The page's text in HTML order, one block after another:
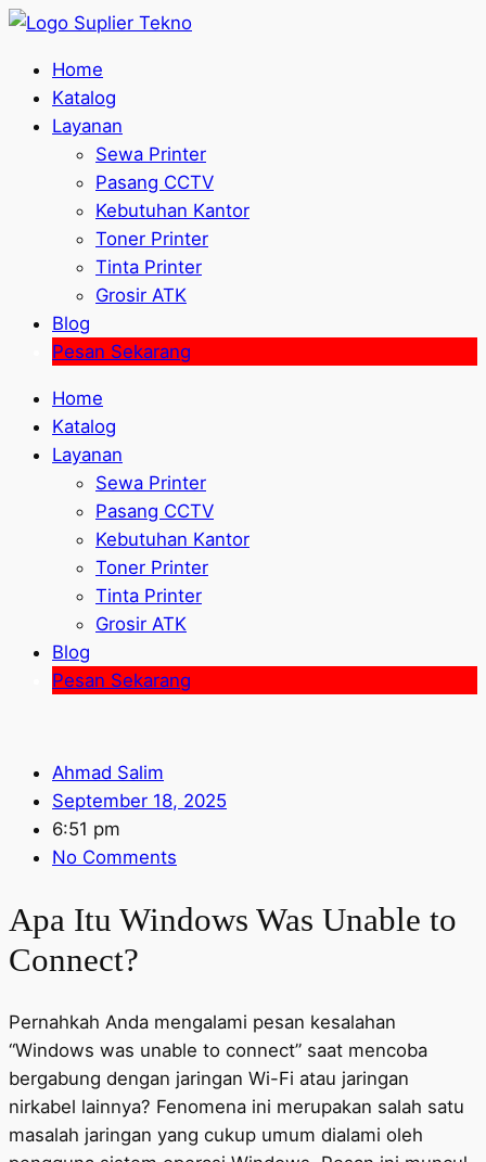
Home
Katalog
Layanan
Sewa Printer
Pasang CCTV
Kebutuhan Kantor
Toner Printer
Tinta Printer
Grosir ATK
Blog
Pesan Sekarang
Home
Katalog
Layanan
Sewa Printer
Pasang CCTV
Kebutuhan Kantor
Toner Printer
Tinta Printer
Grosir ATK
Blog
Pesan Sekarang
Ahmad Salim
September 18, 2025
6:51 pm
No Comments
Apa Itu Windows Was Unable to
Connect?
Pernahkah Anda mengalami pesan kesalahan
“Windows was unable to connect” saat mencoba
bergabung dengan jaringan Wi-Fi atau jaringan
nirkabel lainnya? Fenomena ini merupakan salah satu
masalah jaringan yang cukup umum dialami oleh